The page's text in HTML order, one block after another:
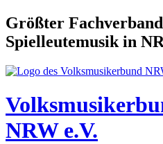
Größter
Spielleutemusik in
NRW e.V.